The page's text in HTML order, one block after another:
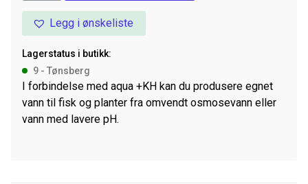
GH+
250g Legg i ønskeliste
Lagerstatus i butikk:
9 - Tønsberg
I forbindelse med aqua +KH kan du produsere egnet
vann til fisk og planter fra omvendt osmosevann eller
vann med lavere pH.